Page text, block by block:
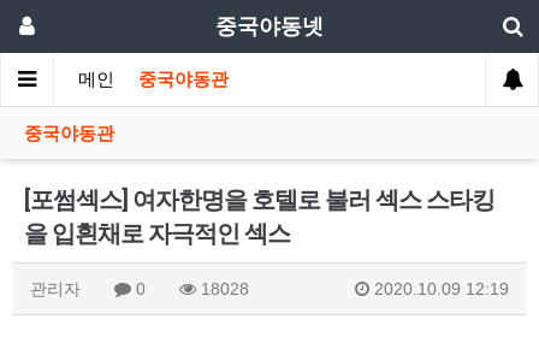
중국야동넷
메인 중국야동관
중국야동관
[포썸섹스] 여자한명을 호텔로 불러 섹스 스타킹
을 입흰채로 자극적인 섹스
관리자 0 18028 2020.10.09 12:19